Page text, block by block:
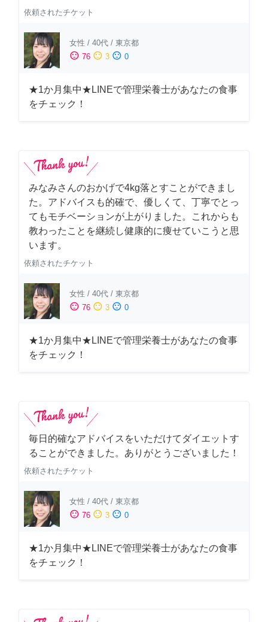
依頼されたチケット
女性 / 40代 / 東京都
sentiment_satisfied 76 sentiment_neutral 3 sentiment_dissatisfied 0
★1か月集中★LINEで管理栄養士があなたの食事
をチェック！
みなみさんのおかげで4kg落とすことができまし
た。アドバイスも的確で、優しくて、丁寧でとっ
てもモチベーションが上がりました。これからも
教わったことを継続し健康的に痩せていこうと思
います。
依頼されたチケット
女性 / 40代 / 東京都
sentiment_satisfied 76 sentiment_neutral 3 sentiment_dissatisfied 0
★1か月集中★LINEで管理栄養士があなたの食事
をチェック！
毎日的確なアドバイスをいただけてダイエットす
ることができました。ありがとうございました！
依頼されたチケット
女性 / 40代 / 東京都
sentiment_satisfied 76 sentiment_neutral 3 sentiment_dissatisfied 0
★1か月集中★LINEで管理栄養士があなたの食事
をチェック！